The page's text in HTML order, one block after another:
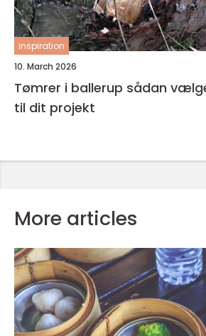
inspiration
10. March 2026
Tømrer i ballerup sådan vælger du den rette
til dit projekt
More articles